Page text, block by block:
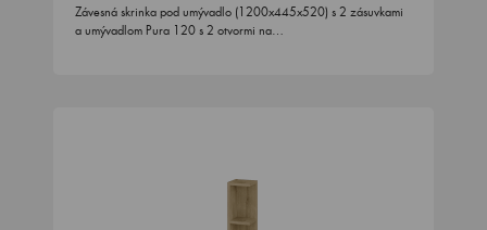
Závesná skrinka pod umývadlo (1200x445x520) s 2 zásuvkami
a umývadlom Pura 120 s 2 otvormi na…